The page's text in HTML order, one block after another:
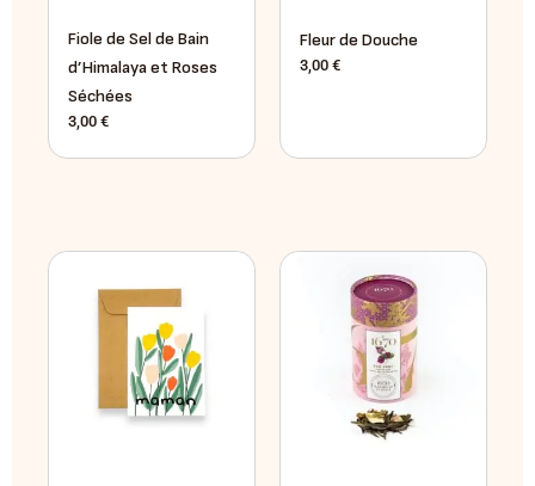
Fiole de Sel de Bain
d’Himalaya et Roses
Séchées
3,00 €
Fleur de Douche
3,00 €